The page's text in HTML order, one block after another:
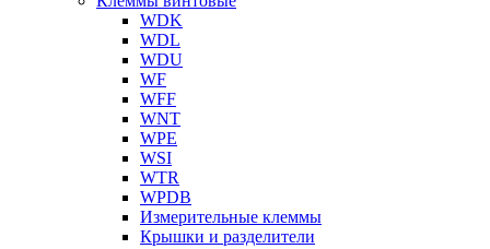
WDK
WDL
WDU
WF
WFF
WNT
WPE
WSI
WTR
WPDB
Измерительные клеммы
Крышки и разделители